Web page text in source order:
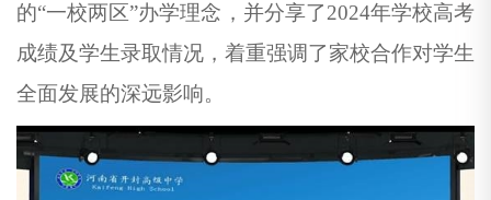
的“一校两区”办学理念，并分享了2024年学校高考
成绩及学生录取情况，着重强调了家校合作对学生
全面发展的深远影响。